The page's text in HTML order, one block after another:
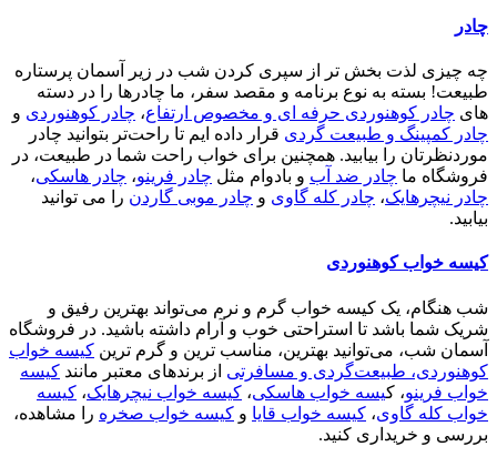
چادر
چه چیزی لذت بخش تر از سپری کردن شب در زیر آسمان پرستاره
طبیعت! بسته به نوع برنامه و مقصد سفر، ما چادرها را در دسته
های چادر کوهنوردی حرفه ای و مخصوص ارتفاع، چادر کوهنوردی و
چادر کمپینگ و طبیعت گردی قرار داده ایم تا راحت‌تر بتوانید چادر
موردنظرتان را بیابید. همچنین برای خواب راحت شما در طبیعت، در
فروشگاه ما چادر ضد آب و بادوام مثل چادر فرینو، چادر هاسکی،
چادر نیچرهایک، چادر کله گاوی و چادر موبی گاردن را می توانید
بیابید.
کیسه خواب کوهنوردی
شب هنگام، یک کیسه خواب گرم و نرم می‌تواند بهترین رفیق و
شریک شما باشد تا استراحتی خوب و آرام داشته باشید. در فروشگاه
آسمان شب، می‌توانید بهترین، مناسب ترین و گرم ترین کیسه خواب
کوهنوردی، طبیعت‌گردی و مسافرتی از برندهای معتبر مانند کیسه
خواب فرینو، کیسه خواب هاسکی، کیسه خواب نیچرهایک، کیسه
خواب کله گاوی، کیسه خواب قایا و کیسه خواب صخره را مشاهده،
بررسی و خریداری کنید.